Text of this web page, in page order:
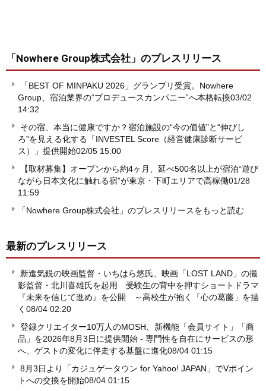
「Nowhere Group株式会社」 のプレスリリース
「BEST OF MINPAKU 2026」グランプリ受賞。Nowhere
Group、宿泊業界の“プロデュースカンパニー”へ本格転換03/02
14:32
その宿、本当に健康ですか？宿泊施設の“今の価値”と“伸びし
ろ”を見える化する「INVESTEL Score（経営健康診断サービ
ス）」提供開始02/05 15:00
【取材募集】オープンから約4ヶ月、延べ500名以上が宿泊“遊び
ながら日本文化に触れる宿”が東京・下町エリアで高稼働01/28
11:59
「Nowhere Group株式会社」のプレスリリースをもっと読む
最新のプレスリリース
新進気鋭の映画監督・いちはら悠氏、映画「LOST LAND」の撮
影監督・北川喜雄氏を起用 受験生の背中を押すショートドラマ
『未来を信じて進め』を公開 ～高校生が抱く「心の葛藤」を描
く 08/04 02:20
登録クリエイター10万人のMOSH、新機能「会員サイト」「商
品」を2026年8月3日に提供開始 - 専門性を自在にサービスの形
へ、ゲストの変化に伴走する基盤に進化08/04 01:15
8月3日より「カジュゲータウン for Yahoo! JAPAN」でVポイン
トへの交換を開始08/04 01:15